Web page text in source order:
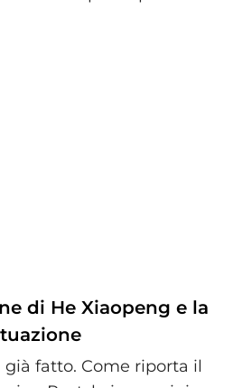
di He Xiaopeng e la
già fatto. Come riporta il